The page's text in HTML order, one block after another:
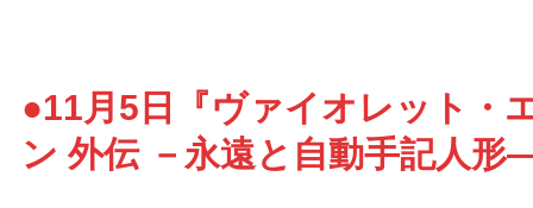
●11月5日『ヴァイオレット・
ン 外伝 －永遠と自動手記人形